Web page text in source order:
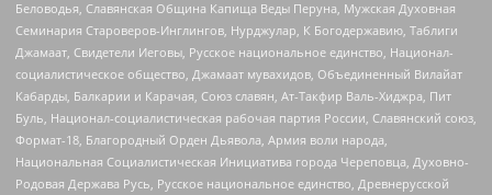
Беловодья, Славянская Община Капища Веды Перуна, Мужская Духовная
Семинария Староверов-Инглингов, Нурджулар, К Богодержавию, Таблиги
Джамаат, Свидетели Иеговы, Русское национальное единство, Национал-
социалистическое общество, Джамаат мувахидов, Объединенный Вилайат
Кабарды, Балкарии и Карачая, Союз славян, Ат-Такфир Валь-Хиджра, Пит
Буль, Национал-социалистическая рабочая партия России, Славянский союз,
Формат-18, Благородный Орден Дьявола, Армия воли народа,
Национальная Социалистическая Инициатива города Череповца, Духовно-
Родовая Держава Русь, Русское национальное единство, Древнерусской